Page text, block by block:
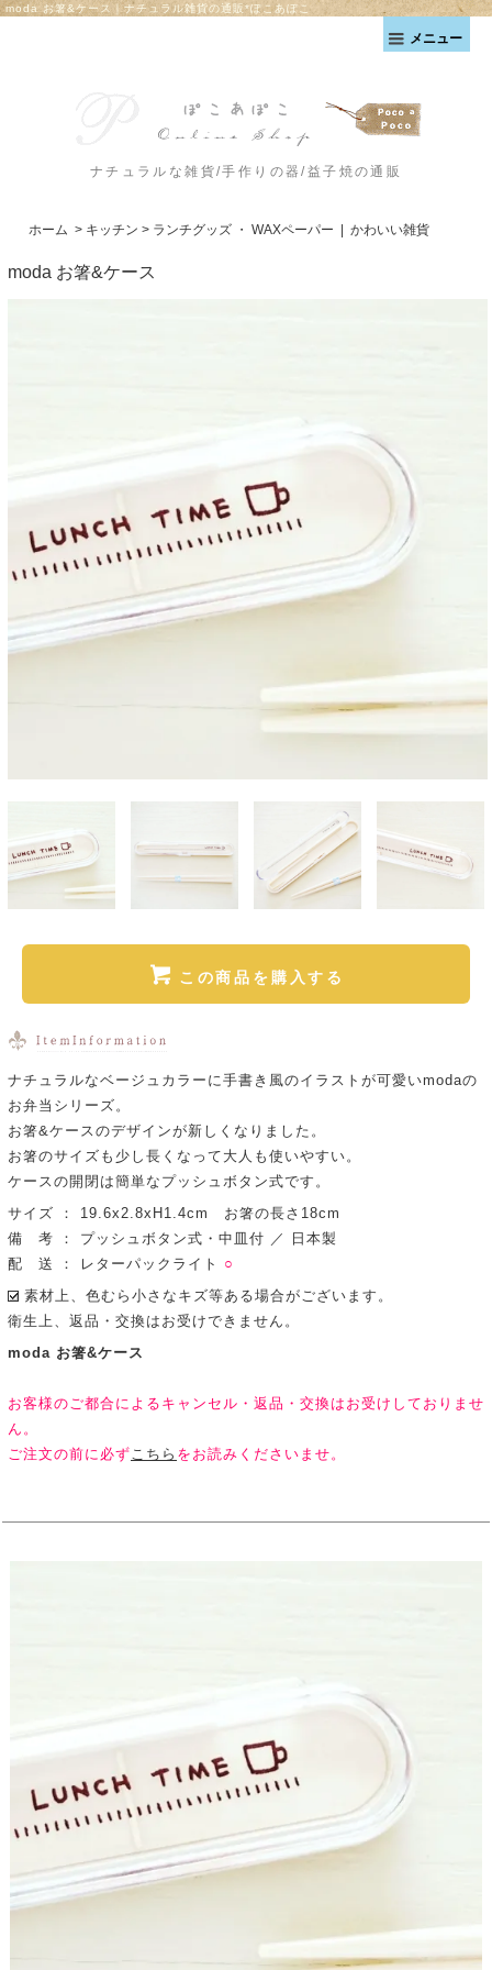
moda お箸&ケース｜ナチュラル雑貨の通販*ぽこあぽこ
メニュー
ナチュラルな雑貨/手作りの器/益子焼の通販
ホーム > キッチン > ランチグッズ ・ WAXペーパー かわいい雑貨
moda お箸&ケース
この商品を購入する
ナチュラルなベージュカラーに手書き風のイラストが可愛いmodaの
お弁当シリーズ。
お箸&ケースのデザインが新しくなりました。
お箸のサイズも少し長くなって大人も使いやすい。
ケースの開閉は簡単なプッシュボタン式です。
サイズ ： 19.6x2.8xH1.4cm お箸の長さ18cm
備 考 ： プッシュボタン式・中皿付 ／ 日本製
配 送 ： レターパックライト ○
素材上、色むら小さなキズ等ある場合がございます。
衛生上、返品・交換はお受けできません。
moda お箸&ケース
お客様のご都合によるキャンセル・返品・交換はお受けしておりませ
ん。
ご注文の前に必ず こちら をお読みくださいませ。